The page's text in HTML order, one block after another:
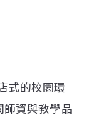
式的校園環
資與教學品